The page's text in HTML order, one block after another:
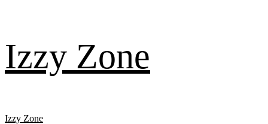
content
Izzy Zone
Primary
Izzy Zone